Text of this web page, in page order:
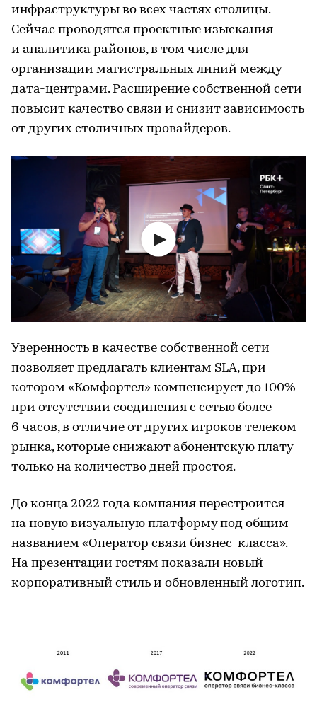
инфраструктуры во всех частях столицы.
Сейчас проводятся проектные изыскания
и аналитика районов, в том числе для
организации магистральных линий между
дата-центрами. Расширение собственной сети
повысит качество связи и снизит зависимость
от других столичных провайдеров.
Уверенность в качестве собственной сети
позволяет предлагать клиентам SLA, при
котором «Комфортел» компенсирует до 100%
при отсутствии соединения с сетью более
6 часов, в отличие от других игроков телеком-
рынка, которые снижают абонентскую плату
только на количество дней простоя.
До конца 2022 года компания перестроится
на новую визуальную платформу под общим
названием «Оператор связи бизнес-класса».
На презентации гостям показали новый
корпоративный стиль и обновленный логотип.